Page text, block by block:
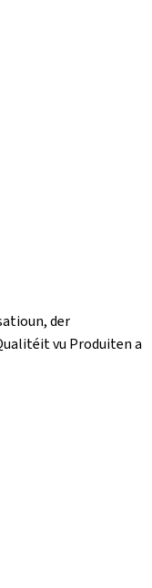
der
vu Produiten a